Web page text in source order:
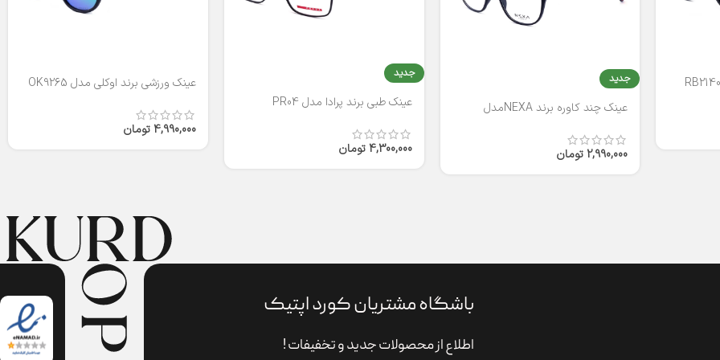
جدید
عینک چند کاوره برند NEXAمدل
2,990,000 تومان
جدید
عینک طبی برند پرادا مدل PR04
4,300,000 تومان
عینک ورزشی برند اوکلی مدل OK9265
4,990,000 تومان
باشگاه مشتریان کورد اپتیک
اطلاع از محصولات جدید و تخفیفات !